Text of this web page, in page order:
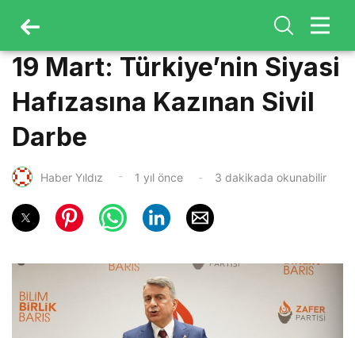
19 Mart: Türkiye’nin Siyasi
Hafızasına Kazınan Sivil
Darbe
Haber Yıldız 1 yıl önce 3 dakikada okunabilir